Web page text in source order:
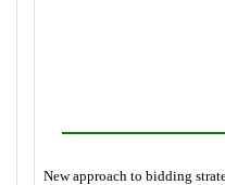
New approach to bidding